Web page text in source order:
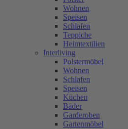
Wohnen
Speisen
Schlafen
Teppiche
Heimtextilien
Interliving
Polstermöbel
Wohnen
Schlafen
Speisen
Küchen
Bäder
Garderoben
Gartenmöbel